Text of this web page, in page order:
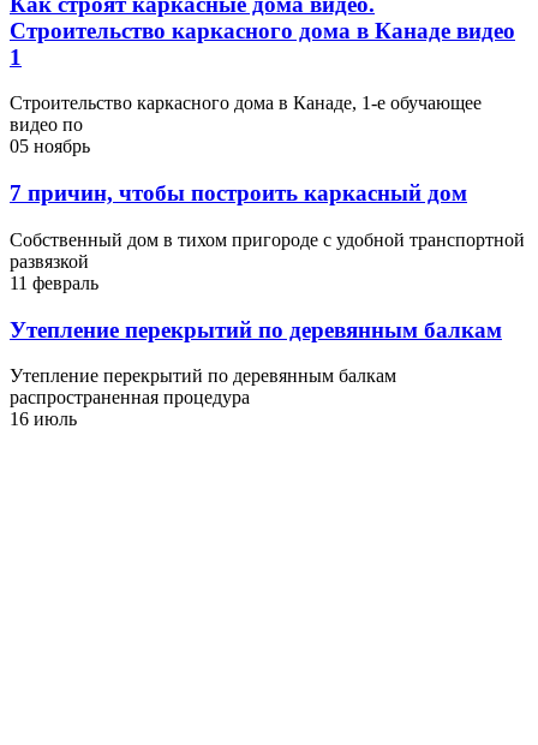
Строительство каркасного дома в Канаде видео
1
Строительство каркасного дома в Канаде, 1-е обучающее
видео по
05 ноябрь
7 причин, чтобы построить каркасный дом
Собственный дом в тихом пригороде с удобной транспортной
развязкой
11 февраль
Утепление перекрытий по деревянным балкам
Утепление перекрытий по деревянным балкам
распространенная процедура
16 июль